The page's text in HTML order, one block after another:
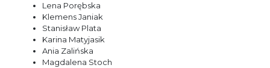
Lena Porębska
Klemens Janiak
Stanisław Plata
Karina Matyjasik
Ania Zalińska
Magdalena Stoch